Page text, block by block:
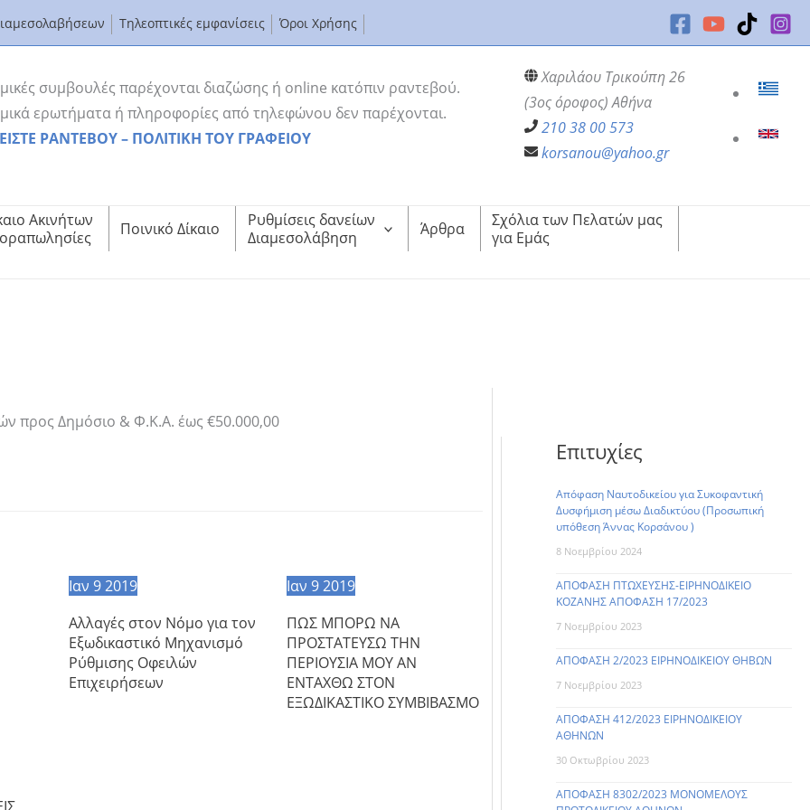
Τηλεοπτικές εμφανίσεις Όροι Χρήσης
συμβουλές παρέχονται διαζώσης ή online κατόπιν ραντεβού.
ερωτήματα ή πληροφορίες από τηλεφώνου δεν παρέχονται.
ΡΑΝΤΕΒΟΥ – ΠΟΛΙΤΙΚΗ ΤΟΥ ΓΡΑΦΕΙΟΥ
Χαριλάου Τρικούπη 26
(3ος όροφος) Αθήνα
210 38 00 573
korsanou@yahoo.gr
Ακινήτων
Ποινικό Δίκαιο
Ρυθμίσεις δανείων
Διαμεσολάβηση
Άρθρα
Σχόλια των Πελατών μας
για Εμάς
προς Δημόσιο & Φ.Κ.Α. έως €50.000,00
Ιαν 9 2019
Αλλαγές στον Νόμο για τον
Εξωδικαστικό Μηχανισμό
Ρύθμισης Οφειλών
Επιχειρήσεων
Ιαν 92019
ΠΩΣ ΜΠΟΡΩ ΝΑ
ΠΡΟΣΤΑΤΕΥΣΩ ΤΗΝ
ΠΕΡΙΟΥΣΙΑ ΜΟΥ ΑΝ
ΕΝΤΑΧΘΩ ΣΤΟΝ
ΕΞΩΔΙΚΑΣΤΙΚΟ ΣΥΜΒΙΒΑΣΜΟ
Επιτυχίες
Απόφαση Ναυτοδικείου για Συκοφαντική
Δυσφήμιση μέσω Διαδικτύου (Προσωπική
υπόθεση Άννας Κορσάνου )
8 Νοεμβρίου 2024
ΑΠΟΦΑΣΗ ΠΤΩΧΕΥΣΗΣ-ΕΙΡΗΝΟΔΙΚΕΙΟ
ΚΟΖΑΝΗΣ ΑΠΟΦΑΣΗ 17/2023
7 Νοεμβρίου 2023
ΑΠΟΦΑΣΗ 2/2023 ΕΙΡΗΝΟΔΙΚΕΙΟΥ ΘΗΒΩΝ
7 Νοεμβρίου 2023
ΑΠΟΦΑΣΗ 412/2023 ΕΙΡΗΝΟΔΙΚΕΙΟΥ
ΑΘΗΝΩΝ
30 Οκτωβρίου 2023
ΑΠΟΦΑΣΗ 8302/2023 ΜΟΝΟΜΕΛΟΥΣ